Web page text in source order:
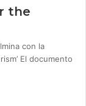
the
con la
El documento